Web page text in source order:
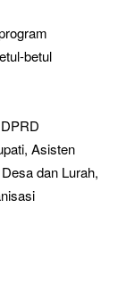
betul
Asisten
dan Lurah,